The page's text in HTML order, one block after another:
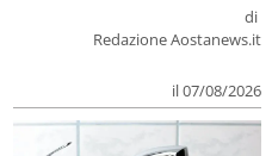
di
Redazione Aostanews.it
il 07/08/2026